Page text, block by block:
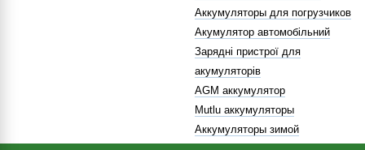
Аккумуляторы для погрузчиков
Акумулятор автомобільний
Зарядні пристрої для
акумуляторів
AGM аккумулятор
Mutlu аккумуляторы
Аккумуляторы зимой